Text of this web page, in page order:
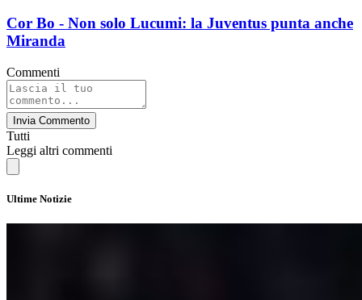
Cor Bo - Non solo Lucumi: la Juventus punta anche
Miranda
Commenti
Invia Commento
Tutti
Leggi altri commenti
Ultime Notizie